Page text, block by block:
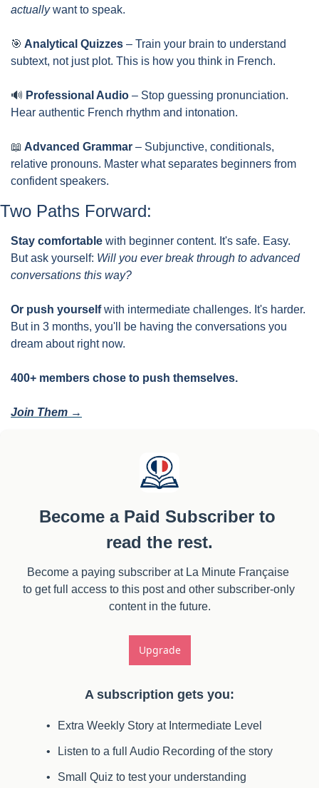
actually want to speak.
🎯 Analytical Quizzes – Train your brain to understand
subtext, not just plot. This is how you think in French.
🔊 Professional Audio – Stop guessing pronunciation.
Hear authentic French rhythm and intonation.
📖 Advanced Grammar – Subjunctive, conditionals,
relative pronouns. Master what separates beginners from
confident speakers.
Two Paths Forward:
Stay comfortable with beginner content. It's safe. Easy.
But ask yourself: Will you ever break through to advanced
conversations this way?
Or push yourself with intermediate challenges. It's harder.
But in 3 months, you'll be having the conversations you
dream about right now.
400+ members chose to push themselves.
Join Them →
Become a Paid Subscriber to
read the rest.
Become a paying subscriber at La Minute Française
to get full access to this post and other subscriber-only
content in the future.
Upgrade
A subscription gets you:
Extra Weekly Story at Intermediate Level
Listen to a full Audio Recording of the story
Small Quiz to test your understanding